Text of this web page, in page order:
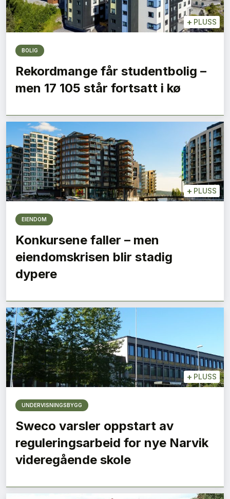
+ PLUSS
BOLIG
Rekordmange får studentbolig –
men 17 105 står fortsatt i kø
+ PLUSS
EIENDOM
Konkursene faller – men
eiendomskrisen blir stadig
dypere
+ PLUSS
UNDERVISNINGSBYGG
Sweco varsler oppstart av
reguleringsarbeid for nye Narvik
videregående skole